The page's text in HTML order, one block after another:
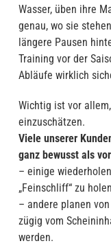
Wasser, üben ihre
genau, wo sie
längere Pausen
Training vor der
Abläufe wirklich
Wichtig ist vor
einzuschätzen.
Viele unserer
ganz bewusst als
– einige
„Feinschliff“ zu
– andere planen
zügig vom
werden.